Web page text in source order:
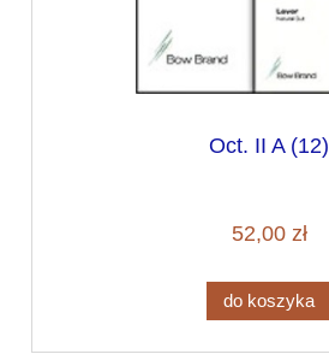
Oct. II A (12)
52,00 zł
do koszyka